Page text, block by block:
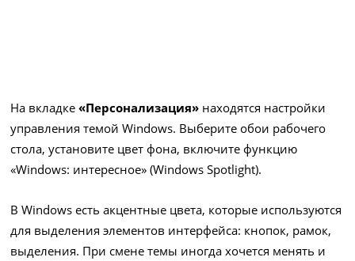
На вкладке«Персонализация» находятся настройки
управления темой Windows. Выберите обои рабочего
стола, установите цвет фона, включите функцию
«Windows: интересное» (Windows Spotlight).
В Windows есть акцентные цвета, которые используются
для выделения элементов интерфейса: кнопок, рамок,
выделения. При смене темы иногда хочется менять и